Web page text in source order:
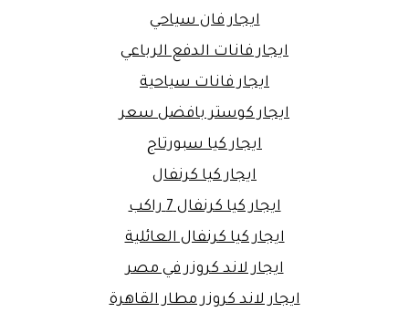
ايجار فان سياحي
ايجار فانات الدفع الرباعي
ايجار فانات سياحية
ايجار كوستر بافضل سعر
ايجار كيا سبورتاج
ايجار كيا كرنفال
ايجار كيا كرنفال 7 راكب
ايجار كيا كرنفال العائلية
ايجار لاند كروزر في مصر
ايجار لاند كروزر مطار القاهرة